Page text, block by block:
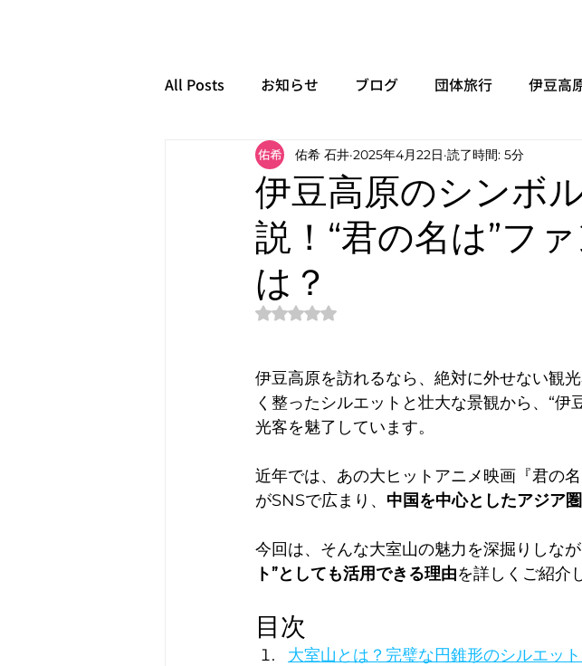
All Posts お知らせ ブログ 団体旅行 伊豆高
伊豆高原のシンボ
説！“君の名は”フ
は？
佑希 石井 2025年4月22日 読了時間: 5分
5つ星のうちNaNと評価されています。
伊豆高原を訪れるなら、絶対に外せない観光
く整ったシルエットと壮大な景観から、“
光客を魅了しています。
近年では、あの大ヒットアニメ映画『君の
がSNSで広まり、 中国を中心としたアジア
今回は、そんな大室山の魅力を深掘りしなが
ト”としても活用できる理由を詳しくご紹介
目次
大室山とは？完璧な円錐形のシルエッ